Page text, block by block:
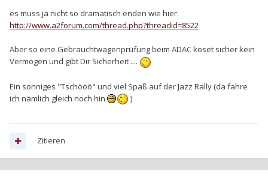
es muss ja nicht so dramatisch enden wie hier:
http://www.a2forum.com/thread.php?threadid=8522
Aber so eine Gebrauchtwagenprüfung beim ADAC koset sicher kein
Vermögen und gibt Dir Sicherheit ....
Ein sonniges "Tschööö" und viel Spaß auf der Jazz Rally (da fahre
ich nämlich gleich noch hin
)
Zitieren